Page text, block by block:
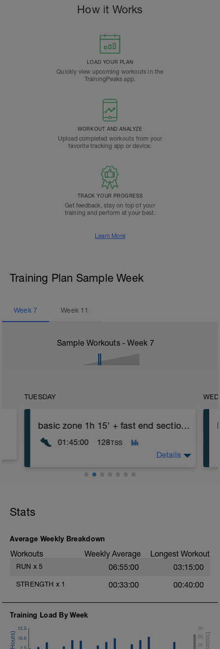
How it Works
LOAD YOUR PLAN
Quickly view upcoming workouts in the
TrainingPeaks app.
WORKOUT AND ANALYZE
Upload completed workouts from your
favorite tracking app or device.
TRACK YOUR PROGRESS
Get feedback, stay on top of your
training and perform at your best.
Learn More
Training Plan Sample Week
Week 7 Week 11
Sample Workouts - Week 7
TUESDAY
basic zone 1h 15' + fast end section 30'
01:45:00 128TSS
---
beginning in the basic zone, in the final
section just below the anaerobic threshold.
Details
Stats
Average Weekly Breakdown
Workouts Weekly Average Longest Workout
RUN x 5 06:55:00 03:15:00
STRENGTH x 1 00:33:00 00:40:00
Training Load By Week
7.5
10.0
12.5
20
25
30